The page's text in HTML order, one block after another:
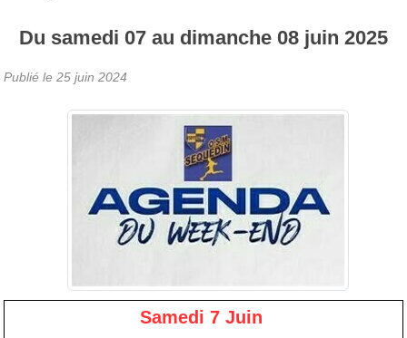
Du samedi 07 au dimanche 08 juin 2025
Publié le 25 juin 2024
Samedi 7 Juin